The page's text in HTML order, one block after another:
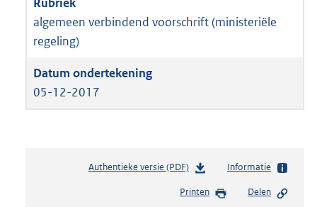
algemeen verbindend voorschrift (ministeriële
regeling)
05-12-2017
Authentieke versie (PDF)b
s
Informatie
Printen Delen